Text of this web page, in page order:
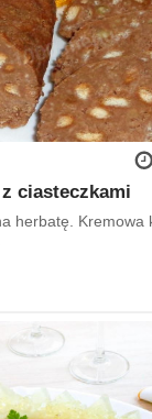
ciasteczkami
herbatę. Kremowa